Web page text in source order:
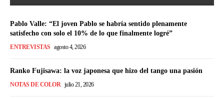
Pablo Valle: “El joven Pablo se habría sentido plenamente
satisfecho con solo el 10% de lo que finalmente logré”
ENTREVISTAS agosto 4, 2026
Ranko Fujisawa: la voz japonesa que hizo del tango una pasión
NOTAS DE COLOR julio 21, 2026